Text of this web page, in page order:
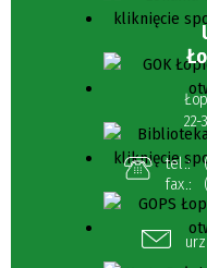
22-
tel.:
fax.: